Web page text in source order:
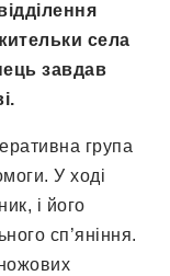
села
завдав
група
У ході
і його
сп’яніння.